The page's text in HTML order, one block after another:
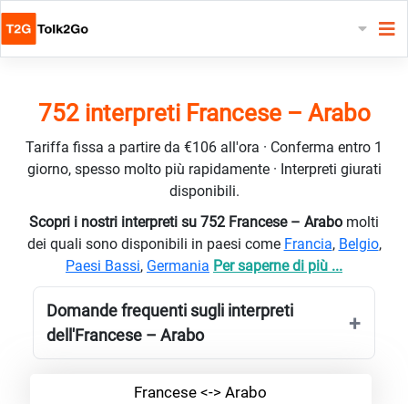
752 interpreti Francese – Arabo
Tariffa fissa a partire da €106 all'ora · Conferma entro 1
giorno, spesso molto più rapidamente · Interpreti giurati
disponibili.
Scopri i nostri interpreti su 752 Francese – Arabo molti
dei quali sono disponibili in paesi come Francia, Belgio,
Paesi Bassi, Germania Per saperne di più ...
Domande frequenti sugli interpreti
dell'Francese – Arabo
Francese <-> Arabo